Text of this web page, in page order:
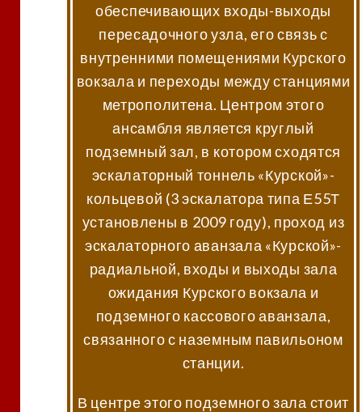
обеспечивающих входы-выходы
пересадочного узла, его связь с
внутренними помещениями Курского
вокзала и переходы между станциями
метрополитена. Центром этого
ансамбля является круглый
подземный зал, в котором сходятся
эскалаторный тоннель «Курской»-
кольцевой (3 эскалатора типа Е55Т
установлены в 2009 году), проход из
эскалаторного аванзала «Курской»-
радиальной, входы и выходы зала
ожидания Курского вокзала и
подземного кассового аванзала,
связанного с наземным павильоном
станции.
В центре этого подземного зала стоит